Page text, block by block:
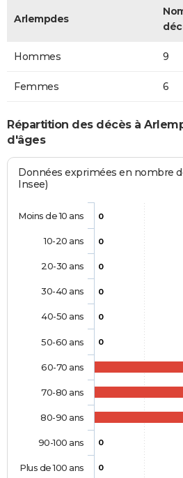
Arlempdes
Hommes 9
Femmes 6
Répartition des décès à
d'âges
Données exprimées en nombre
Insee)
0
0
0
0
0
0
0
0
Moins de 10 ans
10-20 ans
20-30 ans
30-40 ans
40-50 ans
50-60 ans
60-70 ans
70-80 ans
80-90 ans
90-100 ans
Plus de 100 ans